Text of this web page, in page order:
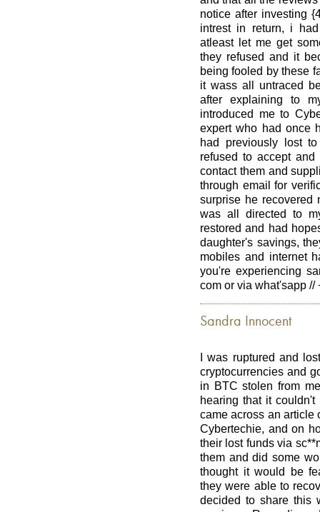
notice after investing
intrest in return, i
atleast let me get
they refused and it
being fooled by these
it wass all untraced
after explaining to
introduced me to
expert who had once
had previously lost
refused to accept
contact them and
through email for
surprise he recovered
was all directed to
restored and had
daughter's savings,
mobiles and internet
you're experiencing
com or via what'sapp //
Sandra Innocent
I was ruptured and
cryptocurrencies and
in BTC stolen from
hearing that it
came across an article
Cybertechie, and on
their lost funds via
them and did some
thought it would be
they were able to
decided to share this